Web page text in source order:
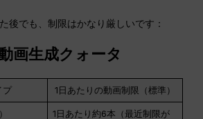
後でも、制限はかなり厳しいです：
画生成クォータ
プ 1日あたりの動画制限（標準）
1日あたり約6本（最近制限が